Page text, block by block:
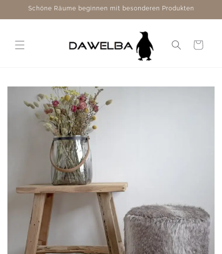
zum
Inhalt
Schöne Räume beginnen mit besonderen Produkten
Warenkorb